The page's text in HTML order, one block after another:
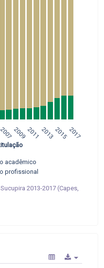
200720092011201320152017
acadêmico
profissional
2013-2017 (Capes,